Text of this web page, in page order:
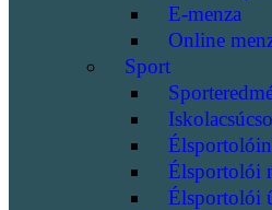
E-menza
Online
Sport
Élsportolói
Élsportolói